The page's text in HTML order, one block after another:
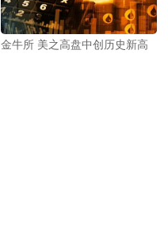
金牛所 美之高盘中创历史新高